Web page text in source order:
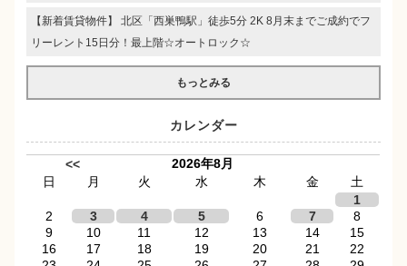
【新着賃貸物件】 北区「西巣鴨駅」徒歩5分 2K 8月末までご成約でフ
リーレント15日分！最上階☆オートロック☆
もっとみる
カレンダー
<<
2026年8月
日
月 火 水 木 金
土
1
2
3 4 5 6 7
8
9
10 11 12 13 14
15
16
17 18 19 20 21
22